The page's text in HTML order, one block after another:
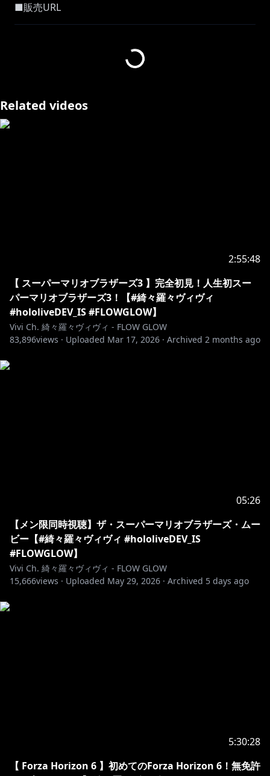
https://shop.hololivepro.com/products/kikiraravivi_s
販売開始：2026年3月27日(金) 20:00JST
この動画およびライブは、任天堂著作物の利用許諾を受
📢iOS ユーザーの皆様へ / for iOS(iPHONE, iPAD)
こちらの
URL（https://www.youtube.com/channel/UCGzTVXq
MQHa4AgJVJIVvtDQ/join）
をWebブラウザで開いて加入してください！
タイトル：『FLOW GLOW』
発売日：2026年1月21日（水）
▼1st Album「FLOW GLOW」タワーレコード リリース
https://x.com/kikiraravivi
Related videos
2:55:48
【 スーパーマリオブラザーズ3 】完全初見！人生初スー
パーマリオブラザーズ3！【#綺々羅々ヴィヴィ
#hololiveDEV_IS #FLOWGLOW】
Vivi Ch. 綺々羅々ヴィヴィ - FLOW GLOW
83,896views · Uploaded Mar 17, 2026 · Archived 2 months ago
05:26
【メン限同時視聴】ザ・スーパーマリオブラザーズ・ムー
ビー【#綺々羅々ヴィヴィ #hololiveDEV_IS
#FLOWGLOW】
Vivi Ch. 綺々羅々ヴィヴィ - FLOW GLOW
15,666views · Uploaded May 29, 2026 · Archived 5 days ago
5:30:28
【 Forza Horizon 6 】初めてのForza Horizon 6！無免許